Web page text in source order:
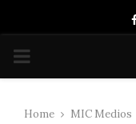
PRIMARY
Home MIC Medios